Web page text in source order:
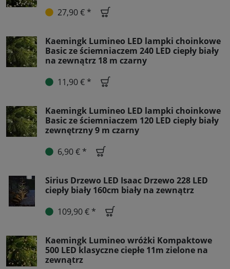
27,90 € *
Kaemingk Lumineo LED lampki choinkowe
Basic ze ściemniaczem 240 LED ciepły biały
na zewnątrz 18 m czarny
11,90 € *
Kaemingk Lumineo LED lampki choinkowe
Basic ze ściemniaczem 120 LED ciepły biały
zewnętrzny 9 m czarny
6,90 € *
Sirius Drzewo LED Isaac Drzewo 228 LED
ciepły biały 160cm biały na zewnątrz
109,90 € *
Kaemingk Lumineo wróżki Kompaktowe
500 LED klasyczne ciepłe 11m zielone na
zewnątrz